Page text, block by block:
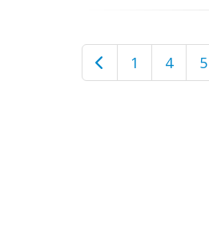
1 4 5